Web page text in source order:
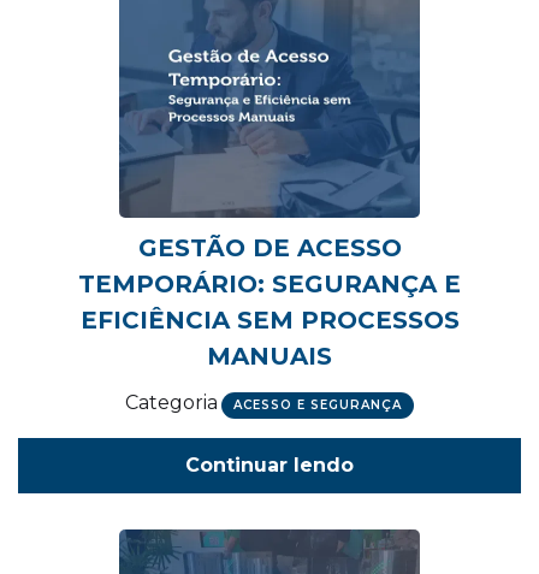
GESTÃO DE ACESSO
TEMPORÁRIO: SEGURANÇA E
EFICIÊNCIA SEM PROCESSOS
MANUAIS
Categoria ACESSO E SEGURANÇA
Continuar lendo